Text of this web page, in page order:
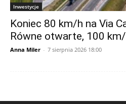
Inwestycje
Koniec 80 km/h na Via
Równe otwarte, 100 km/
Anna Miler - 7 sierpnia 2026 18:00